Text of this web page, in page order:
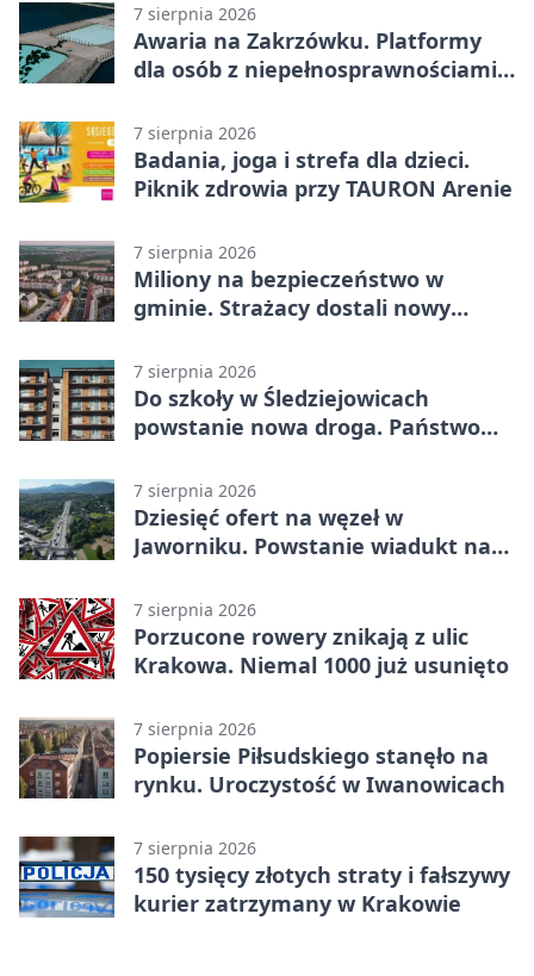
7 sierpnia 2026
Awaria na Zakrzówku. Platformy
dla osób z niepełnosprawnościami
7 sierpnia 2026
Badania, joga i strefa dla dzieci.
Piknik zdrowia przy TAURON Arenie
7 sierpnia 2026
Miliony na bezpieczeństwo w
gminie. Strażacy dostali nowy
7 sierpnia 2026
Do szkoły w Śledziejowicach
powstanie nowa droga. Państwo
7 sierpnia 2026
Dziesięć ofert na węzeł w
Jaworniku. Powstanie wiadukt nad
7 sierpnia 2026
Porzucone rowery znikają z ulic
Krakowa. Niemal 1000 już usunięto
7 sierpnia 2026
Popiersie Piłsudskiego stanęło na
rynku. Uroczystość w Iwanowicach
7 sierpnia 2026
150 tysięcy złotych straty i fałszywy
kurier zatrzymany w Krakowie